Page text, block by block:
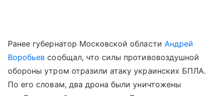
Ранее губернатор Московской области Андрей
Воробьев сообщал, что силы противовоздушной
обороны утром отразили атаку украинских БПЛА.
По его словам, два дрона были уничтожены